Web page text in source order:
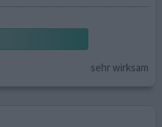
sehr wirksam